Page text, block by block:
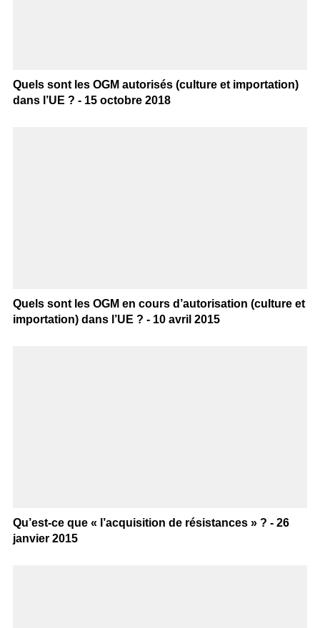
Quels sont les OGM autorisés (culture et importation)
dans l’UE ? - 15 octobre 2018
Quels sont les OGM en cours d’autorisation (culture et
importation) dans l’UE ? - 10 avril 2015
Qu’est-ce que « l’acquisition de résistances » ? - 26
janvier 2015